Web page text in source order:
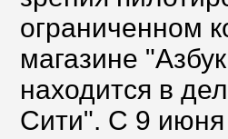
ограниченном
магазине
находится в
Сити". С 9 июня